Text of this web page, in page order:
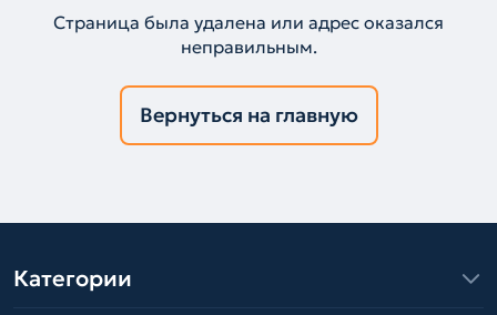
Страница была удалена или адрес оказался
неправильным.
Вернуться на главную
Категории